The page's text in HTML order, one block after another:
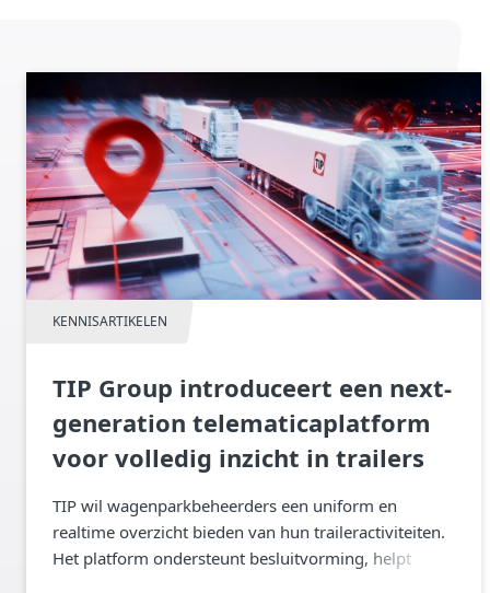
KENNISARTIKELEN
TIP Group introduceert een next-
generation telematicaplatform
voor volledig inzicht in trailers
TIP wil wagenparkbeheerders een uniform en
realtime overzicht bieden van hun traileractiviteiten.
Het platform ondersteunt besluitvorming, helpt